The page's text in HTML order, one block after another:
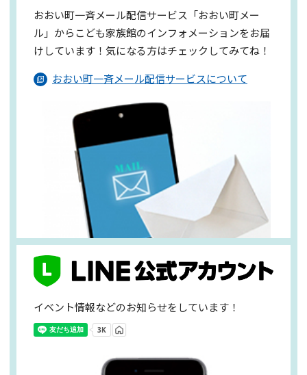
おおい町一斉メール配信サービス「おおい町メー
ル」からこども家族館のインフォメーションをお届
けしています！気になる方はチェックしてみてね！
おおい町一斉メール配信サービスについて
イベント情報などのお知らせをしています！